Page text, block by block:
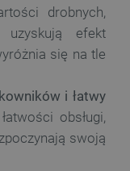
drobnych,
uzyskują efekt
się na tle
i łatwy
obsługi,
swoją